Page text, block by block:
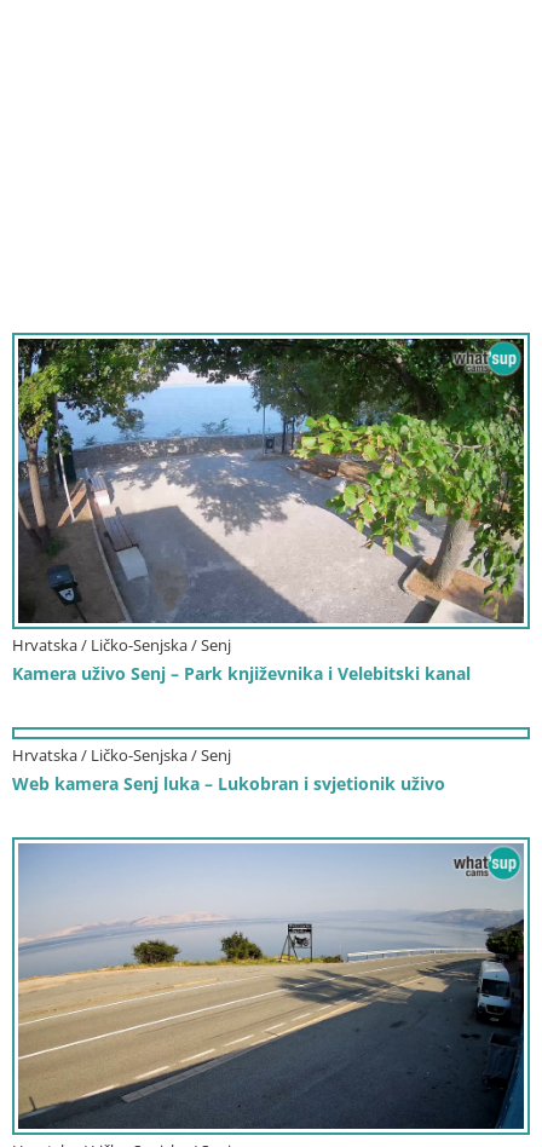
Hrvatska / Ličko-Senjska / Senj
Kamera uživo Senj – Park književnika i Velebitski kanal
Hrvatska / Ličko-Senjska / Senj
Web kamera Senj luka – Lukobran i svjetionik uživo